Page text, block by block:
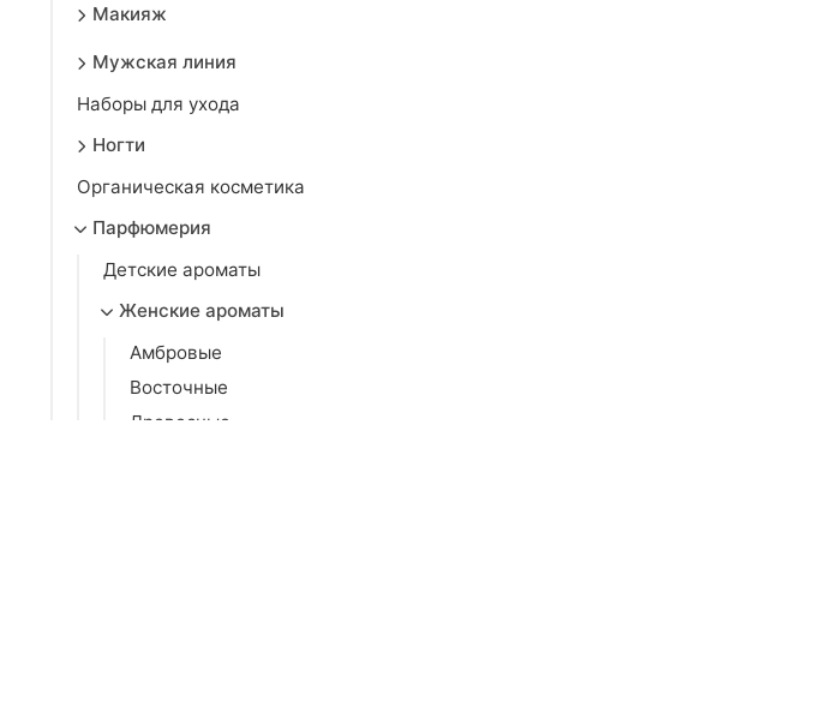
Макияж
Мужская линия
Наборы для ухода
Ногти
Органическая косметика
Парфюмерия
Детские ароматы
Женские ароматы
Амбровые
Восточные
Древесные